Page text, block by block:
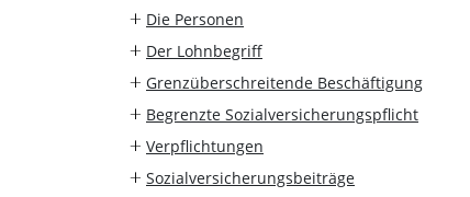
Die Personen
Der Lohnbegriff
Grenzüberschreitende Beschäftigung
Begrenzte Sozialversicherungspflicht
Verpflichtungen
Sozialversicherungsbeiträge